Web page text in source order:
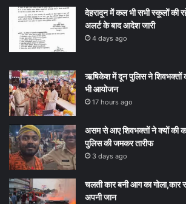
देहरादून में कल भी सभी स्कूलों की
अलर्ट के बाद आदेश जारी
4 days ago
ऋषिकेश में दून पुलिस ने शिवभक्तों
भी आयोजन
17 hours ago
असम से आए शिवभक्तों ने क्यों की
पुलिस की जमकर तारीफ
3 days ago
चलती कार बनी आग का गोला,कार
अपनी जान